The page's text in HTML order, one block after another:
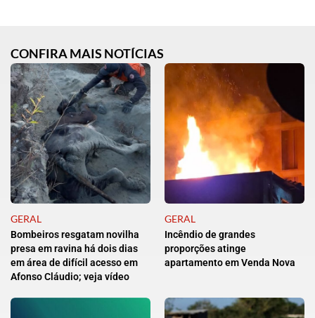
CONFIRA MAIS NOTÍCIAS
GERAL
Bombeiros resgatam novilha
presa em ravina há dois dias
em área de difícil acesso em
Afonso Cláudio; veja vídeo
GERAL
Incêndio de grandes
proporções atinge
apartamento em Venda Nova